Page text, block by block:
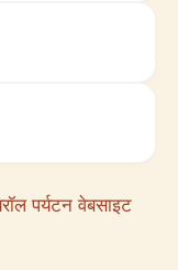
पर्यटन वेबसाइट